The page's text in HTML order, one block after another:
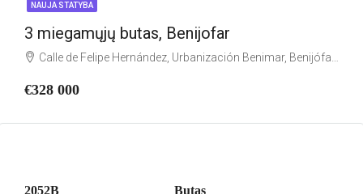
NAUJA STATYBA
3 miegamųjų butas, Benijofar
Calle de Felipe Hernández, Urbanización Benimar, Benijófar, el Baix Segura / La Vega Baja, Alacant / Alicante, Comunitat Valenciana, 03178, España
€328 000
2052B Butas